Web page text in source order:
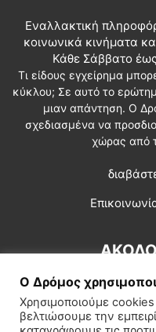
Εναλλακτική
κοινωνικά κινήματα
Κάθε Σάββατο έως
Τι είδους εγχείρημα
κύκλου; Σε αυτό το
μιαν απάντηση. Ο
σχεδιασμένα να
χώρας από
Ο Δρόμος
Χρησιμοποιούμε
βελτιώσουμε την